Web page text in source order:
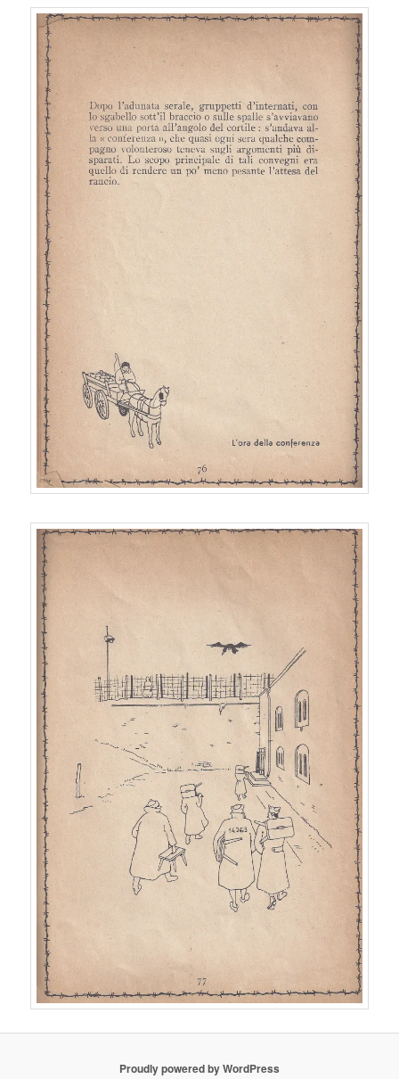
Proudly powered by WordPress